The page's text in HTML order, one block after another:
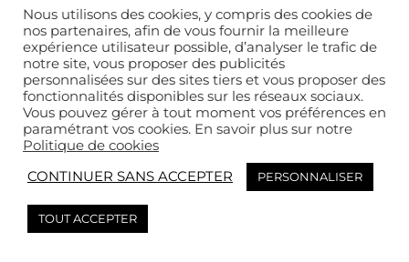
Les occasions pour déguster du champagne
Pour les particuliers
Pour les entreprises
Copyright 2022 © tous droits réservés. Champmarket.
Nous utilisons des cookies, y compris des cookies de
nos partenaires, afin de vous fournir la meilleure
expérience utilisateur possible, d’analyser le trafic de
notre site, vous proposer des publicités
personnalisées sur des sites tiers et vous proposer des
fonctionnalités disponibles sur les réseaux sociaux.
Vous pouvez gérer à tout moment vos préférences en
paramétrant vos cookies. En savoir plus sur notre
Politique de cookies
CONTINUER SANS ACCEPTER
PERSONNALISER
TOUT ACCEPTER